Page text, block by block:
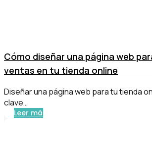
Cómo diseñar una página web
ventas en tu tienda online
Diseñar una página web para tu tienda
clave…
Leer más